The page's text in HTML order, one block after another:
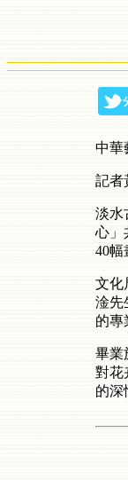
中華
記者
淡水
心」
40幅
文化
淦先
的專
畢業
對花
的深